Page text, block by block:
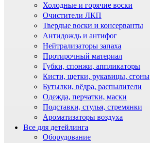
Холодные и горячие воски
Очистители ЛКП
Твердые воски и консерванты
Антидождь и антифог
Нейтрализаторы запаха
Протирочный материал
Губки, спонжи, аппликаторы
Кисти, щетки, рукавицы, сгоны
Бутылки, вёдра, распылители
Одежда, перчатки, маски
Подставки, стулья, стремянки
Ароматизаторы воздуха
Все для детейлинга
Оборудование